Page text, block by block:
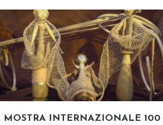
MOSTRA INTERNAZIONALE 100